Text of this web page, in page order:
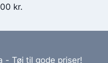
is: kr.
- Tøj til gode priser!